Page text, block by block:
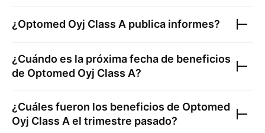
¿Optomed Oyj Class A publica informes?
¿Cuándo es la próxima fecha de beneficios
de Optomed Oyj Class A?
¿Cuáles fueron los beneficios de Optomed
Oyj Class A el trimestre pasado?